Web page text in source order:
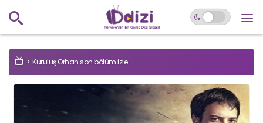
Kuruluş Orhan son bölüm izle